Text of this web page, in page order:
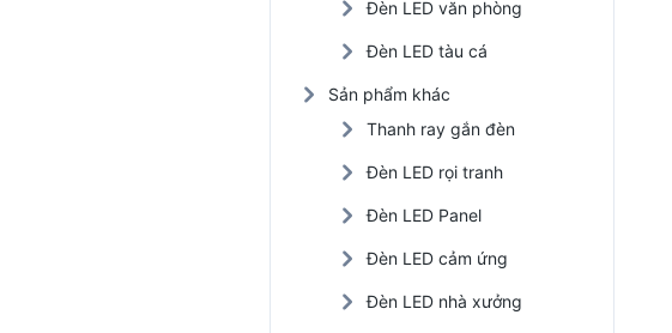
Đèn LED văn phòng
Đèn LED tàu cá
Sản phẩm khác
Thanh ray gắn đèn
Đèn LED rọi tranh
Đèn LED Panel
Đèn LED cảm ứng
Đèn LED nhà xưởng